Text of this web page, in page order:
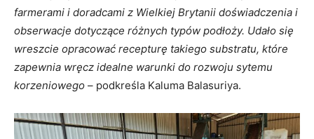
farmerami i doradcami z Wielkiej Brytanii doświadczenia i
obserwacje dotyczące różnych typów podłoży. Udało się
wreszcie opracować recepturę takiego substratu, które
zapewnia wręcz idealne warunki do rozwoju sytemu
korzeniowego – podkreśla Kaluma Balasuriya.